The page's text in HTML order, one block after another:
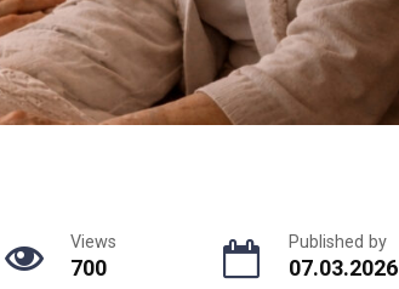
Views
700
Published by
07.03.2026